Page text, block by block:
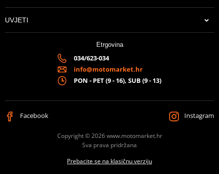
13,65 €
Na zalihi
UVJETI
Etrgovina
034/623-034
info@motomarket.hr
PON - PET (9 - 16), SUB (9 - 13)
Facebook Instagram
Copyright © 2026 www.motomarket.hr
Sva prava pridržana
Prebacite se na klasičnu verziju